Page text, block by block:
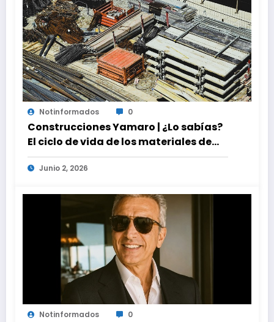
Notinformados 0
Construcciones Yamaro | ¿Lo sabías?
El ciclo de vida de los materiales de
construcción revoluciona eficiencia
en proyectos modernos
Junio 2, 2026
Notinformados 0